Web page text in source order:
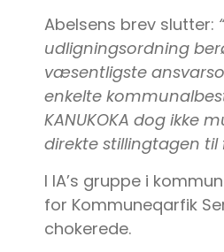
Abelsens brev slutter:
udligningsordning
væsentligste
enkelte
KANUKOKA dog ikke
direkte stillingtagen til
I IA’s gruppe i
for Kommuneqarfik
chokerede.